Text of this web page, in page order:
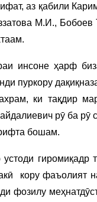
аз қабили
М.И.,
инсоне ҳарф
пуркору
ки тақдир
рӯ ба рӯ
бошам.
гиромиқадр
кору фаъолият
фозилу